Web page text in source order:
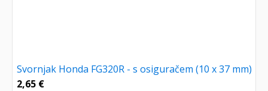
Svornjak Honda FG320R - s osiguračem (10 x 37 mm)
2,65 €